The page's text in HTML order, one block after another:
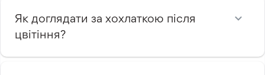
Як доглядати за хохлаткою після
цвітіння?